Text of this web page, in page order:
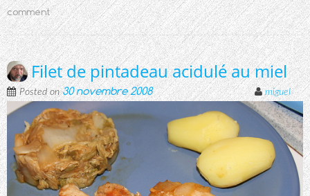
comment
Filet de pintadeau acidulé au miel
Posted on30 novembre 2008 miguel